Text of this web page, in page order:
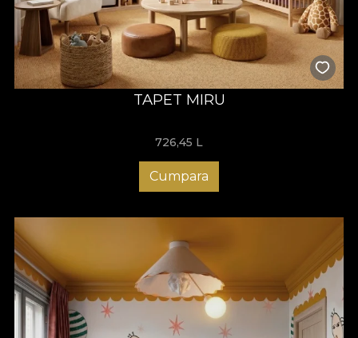
TAPET MIRU
726,45 L
Cumpara